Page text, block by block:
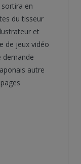
sortira en
du tisseur
et
de jeux vidéo
demande
autre